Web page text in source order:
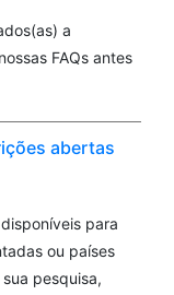
a
FAQs antes
abertas
para
ou países
pesquisa,